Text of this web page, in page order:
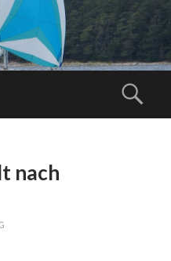
C
A
Just another
nach